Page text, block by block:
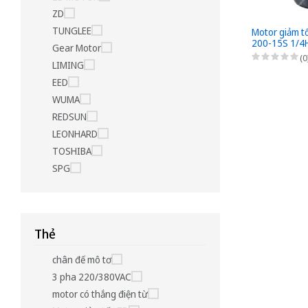
ZD
TUNGLEE
Gear Motor
LIMING
EED
WUMA
REDSUN
LEONHARD
TOSHIBA
SPG
Thẻ
chân đế mô tơ
3 pha 220/380VAC
motor có thắng điện từ
Motor giảm
200-15S 1/
0,2kW - 1/15
bích 3 Pha